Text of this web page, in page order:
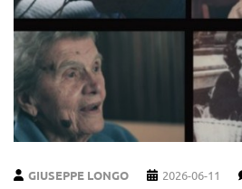
GIUSEPPE LONGO 2026-06-11